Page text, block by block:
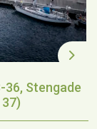
Next
36, Stengade